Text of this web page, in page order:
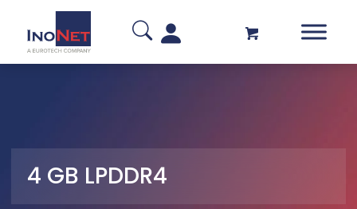
4 GB LPDDR4